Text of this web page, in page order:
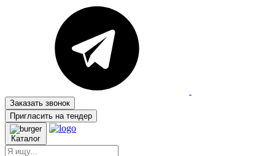
Заказать звонок
Пригласить на тендер
Каталог